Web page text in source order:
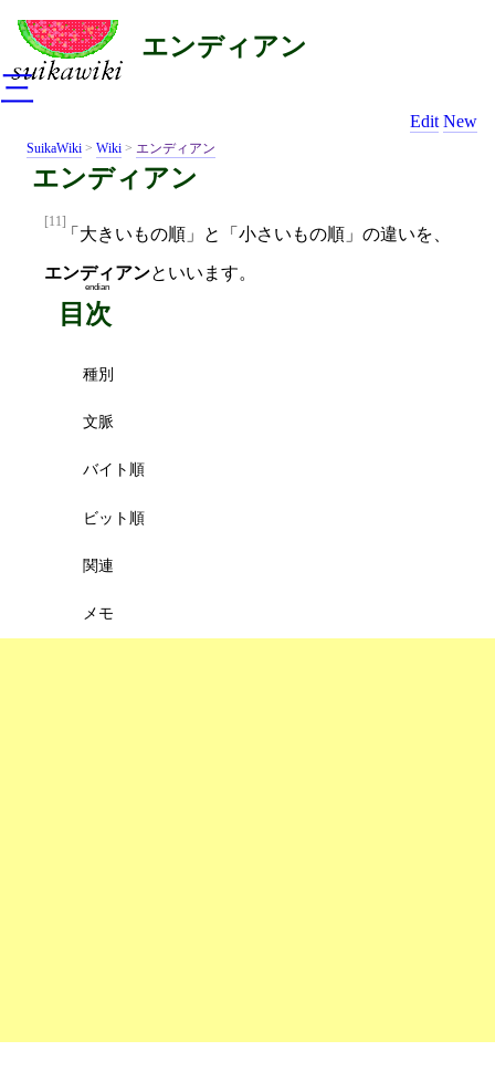
エンディアン
Edit New
SuikaWiki > Wiki > エンディアン
エンディアン
[11]
「大きいもの順」と「小さいもの順」の違いを、
エンディアン
endian
といいます。
目次
種別
文脈
バイト順
ビット順
関連
メモ
三